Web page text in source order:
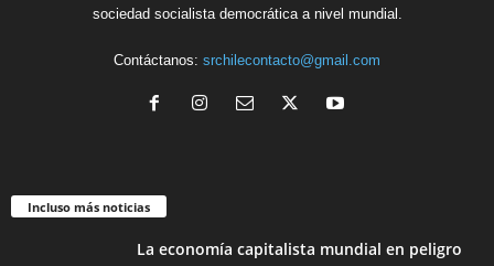
sociedad socialista democrática a nivel mundial.
Contáctanos: srchilecontacto@gmail.com
Incluso más noticias
La economía capitalista mundial en peligro